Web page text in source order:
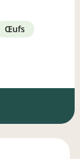
œufs